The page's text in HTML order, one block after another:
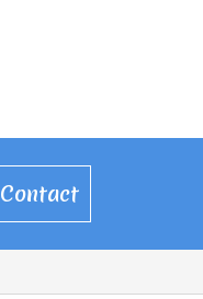
Contact